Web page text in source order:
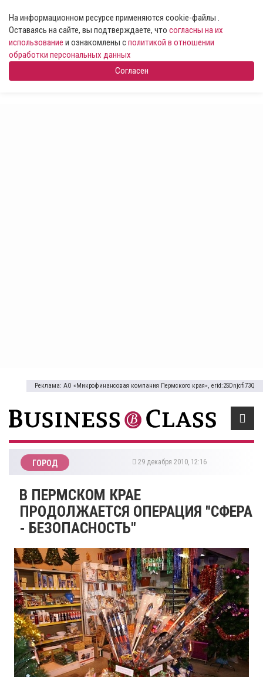
На информационном ресурсе применяются cookie-файлы .
Оставаясь на сайте, вы подтверждаете, что согласны на их
использование и ознакомлены сполитикой в отношении
обработки персональных данных
Согласен
Реклама: АО «Микрофинансовая компания Пермского края», erid:2SDnjcfi73Q
ГОРОД 29 декабря 2010, 12:16
В ПЕРМCКОМ КРАЕ
ПРОДОЛЖАЕТСЯ ОПЕРАЦИЯ "СФЕРА
- БЕЗОПАСНОСТЬ"